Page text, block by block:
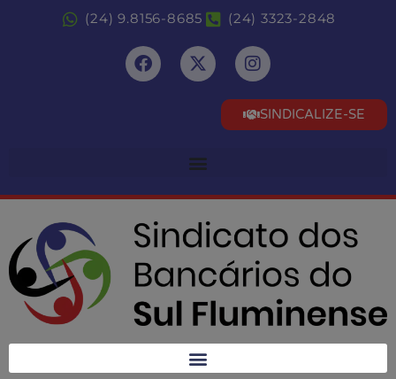
(24) 9.8156-8685 (24) 3323-2848
SINDICALIZE-SE